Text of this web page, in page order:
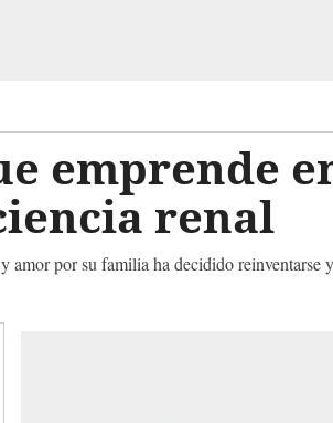
emprende
renal
amor por su familia ha decidido reinventarse y